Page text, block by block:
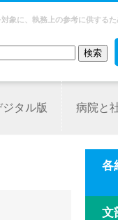
象に、執務上の参考に供する
タル版 病院と
各
文